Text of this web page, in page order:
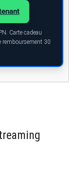
Carte cadeau
remboursement 30